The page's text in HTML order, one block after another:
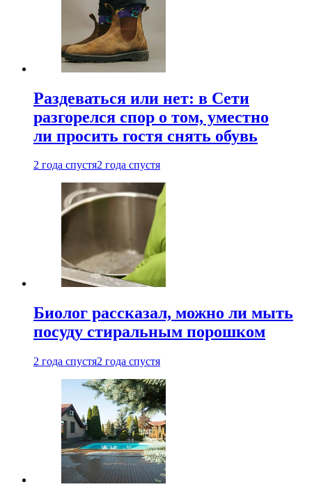
Раздеваться или нет: в Сети
разгорелся спор о том, уместно
ли просить гостя снять обувь
2 года спустя2 года спустя
Биолог рассказал, можно ли мыть
посуду стиральным порошком
2 года спустя2 года спустя